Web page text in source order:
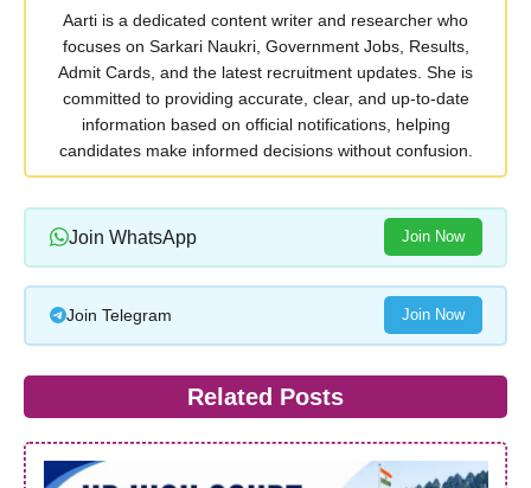
Aarti is a dedicated content writer and researcher who
focuses on Sarkari Naukri, Government Jobs, Results,
Admit Cards, and the latest recruitment updates. She is
committed to providing accurate, clear, and up-to-date
information based on official notifications, helping
candidates make informed decisions without confusion.
Join WhatsApp Join Now
Join Telegram Join Now
Related Posts